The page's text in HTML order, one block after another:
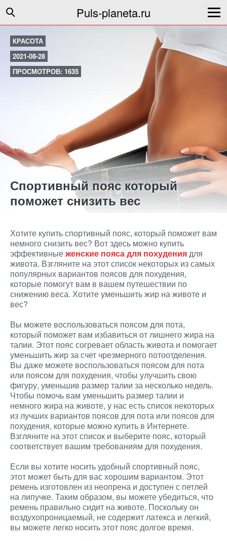
Puls-planeta.ru
КРАСОТА
2021-08-28
ПРОСМОТРОВ: 1635
Спортивный пояс который
поможет снизить вес
Хотите купить спортивный пояс, который поможет вам
немного снизить вес? Вот здесь можно купить
эффективныеженские пояса для похудениядля
живота. Взгляните на этот список некоторых из самых
популярных вариантов поясов для похудения,
которые помогут вам в вашем путешествии по
снижению веса. Хотите уменьшить жир на животе и
вес?
Вы можете воспользоваться поясом для пота,
который поможет вам избавиться от лишнего жира на
талии. Этот пояс согревает область живота и помогает
уменьшить жир за счет чрезмерного потоотделения.
Вы даже можете воспользоваться поясом для пота
или поясом для похудения, чтобы улучшить свою
фигуру, уменьшив размер талии за несколько недель.
Чтобы помочь вам уменьшить размер талии и
немного жира на животе, у нас есть список некоторых
из лучших вариантов поясов для пота или поясов для
похудения, которые можно купить в Интернете.
Взгляните на этот список и выберите пояс, который
соответствует вашим требованиям для похудения.
Если вы хотите носить удобный спортивный пояс,
этот может быть для вас хорошим вариантом. Этот
ремень изготовлен из неопрена и доступен с петлей
на липучке. Таким образом, вы можете убедиться, что
ремень правильно сидит на животе. Поскольку он
воздухопроницаемый, не содержит латекса и легкий,
вы можете легко носить этот пояс долгое время.